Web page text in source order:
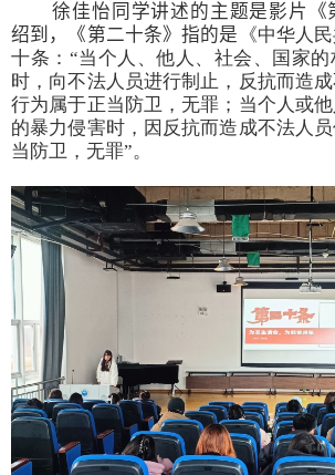
徐佳怡同学讲述的主题是影片《
绍到，《第二十条》指的是 《中华人
十条：“当个人、他人、社会、国家
时，向不法人员进行制止，反抗而造
行为属于正当防卫，无罪；当个人或
的暴力侵害时，因反抗而造成不法人
当防卫，无罪”。